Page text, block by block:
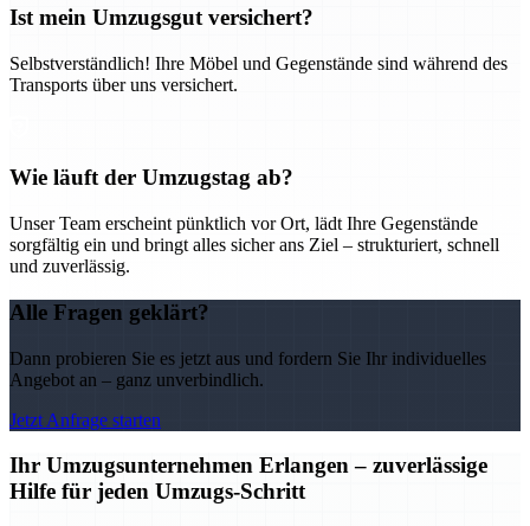
Ist mein Umzugsgut versichert?
Selbstverständlich! Ihre Möbel und Gegenstände sind während des
Transports über uns versichert.
Wie läuft der Umzugstag ab?
Unser Team erscheint pünktlich vor Ort, lädt Ihre Gegenstände
sorgfältig ein und bringt alles sicher ans Ziel – strukturiert, schnell
und zuverlässig.
Alle Fragen geklärt?
Dann probieren Sie es jetzt aus und fordern Sie Ihr individuelles
Angebot an – ganz unverbindlich.
Jetzt Anfrage starten
Ihr Umzugsunternehmen Erlangen – zuverlässige
Hilfe für jeden Umzugs-Schritt